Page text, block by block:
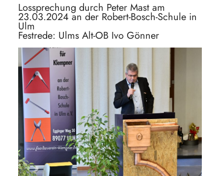
Lossprechung durch Peter Mast am
23.03.2024 an der Robert-Bosch-Schule in
Ulm
Festrede: Ulms Alt-OB Ivo Gönner